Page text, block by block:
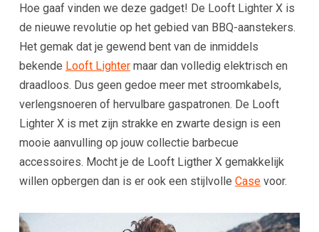
Hoe gaaf vinden we deze gadget! De Looft Lighter X is
de nieuwe revolutie op het gebied van BBQ-aanstekers.
Het gemak dat je gewend bent van de inmiddels
bekende Looft Lightermaar dan volledig elektrisch en
draadloos. Dus geen gedoe meer met stroomkabels,
verlengsnoeren of hervulbare gaspatronen. De Looft
Lighter X is met zijn strakke en zwarte design is een
mooie aanvulling op jouw collectie barbecue
accessoires. Mocht je de Looft Ligther X gemakkelijk
willen opbergen dan is er ook een stijlvolle Casevoor.